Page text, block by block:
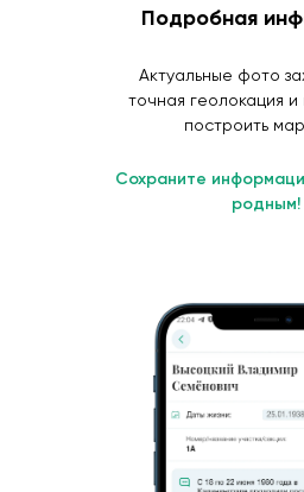
Подробная
Актуальные фото
точная геолокация и
построить
Сохраните
родным!